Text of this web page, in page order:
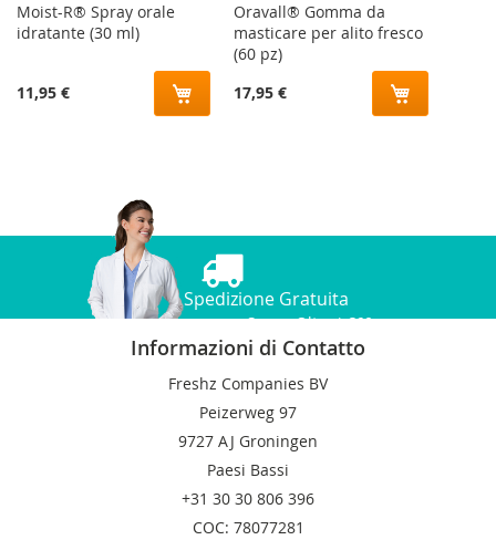
Moist-R® Spray orale
idratante (30 ml)
11,95 €
Oravall® Gomma da
masticare per alito fresco
(60 pz)
17,95 €
Spedizione Gratuita
per una Spesa Oltre i €60
Informazioni di Contatto
Freshz Companies BV
Peizerweg 97
9727 AJ Groningen
Paesi Bassi
+31 30 30 806 396
COC: 78077281